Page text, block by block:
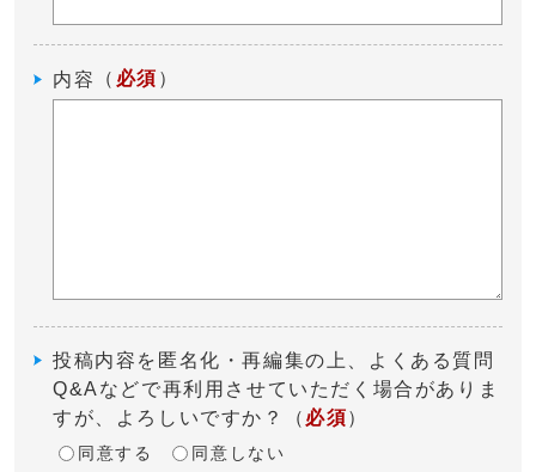
内容 （ 必須 ）
投稿内容を匿名化・再編集の上、よくある質問
Q&Aなどで再利用させていただく場合がありま
すが、よろしいですか？
（ 必須）
同意する 同意しない